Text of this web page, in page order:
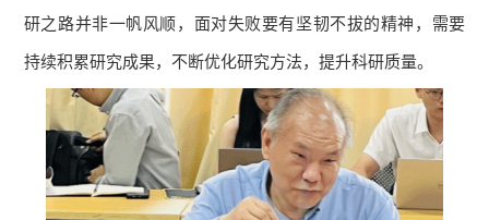
研之路并非一帆风顺，面对失败要有坚韧不拔的精神，需要
持续积累研究成果，不断优化研究方法，提升科研质量。